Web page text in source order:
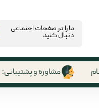
مشاوره و پشتیبانی:
​ما را در صفحات اجتماعی
دنبال کنید